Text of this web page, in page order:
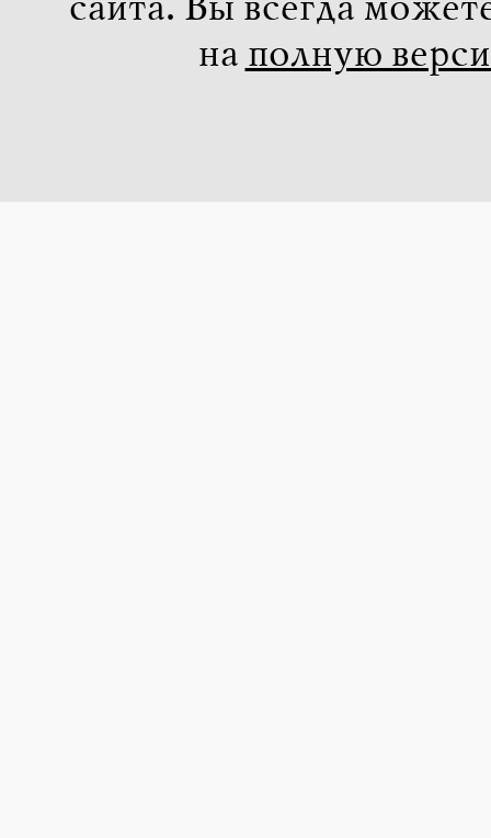
сайта. Вы всегда
на полную